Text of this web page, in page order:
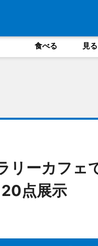
食べる 見
リーカフェ
点展示